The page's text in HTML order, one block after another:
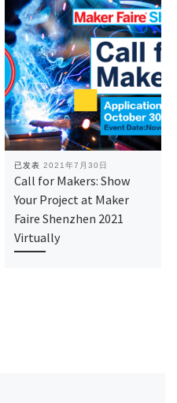
已发表 2021年7月30日
Call for Makers: Show
Your Project at Maker
Faire Shenzhen 2021
Virtually